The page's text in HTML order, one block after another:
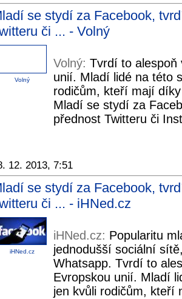
se stydí za Facebook,
či ... - Volný
Volný
Volný: Tvrdí to alespoň
unií. Mladí lidé na této
rodičům, kteří mají
Mladí se stydí za
přednost Twitteru či
12. 2013, 7:51
se stydí za Facebook,
či ... - iHNed.cz
iHNed.cz
iHNed.cz: Popularitu
jednodušší sociální
Whatsapp. Tvrdí to
Evropskou unií. Mladí
jen kvůli rodičům, kteří